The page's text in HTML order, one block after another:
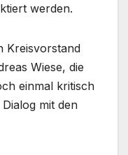
werden.
Kreisvorstand
Wiese, die
einmal kritisch
mit den